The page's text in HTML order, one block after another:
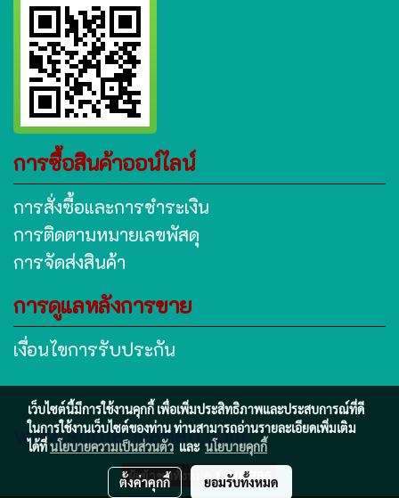
การซื้อสินค้าออน์ไลน์
การสั่งซื้อและการชำระเงิน
การติดตามหมายเลขพัสดุ
การจัดส่งสินค้า
การดูแลหลังการขาย
เงื่อนไขการรับประกัน
www.subtanyanan.com
ผู้เข้าชมทั้งหมด1,410,796
เว็บไซต์นี้มีการใช้งานคุกกี้ เพื่อเพิ่มประสิทธิภาพและประสบการณ์ที่ดี
ในการใช้งานเว็บไซต์ของท่าน ท่านสามารถอ่านรายละเอียดเพิ่มเติม
ได้ที่นโยบายความเป็นส่วนตัว และ นโยบายคุกกี้
ตั้งค่าคุกกี้ ยอมรับทั้งหมด